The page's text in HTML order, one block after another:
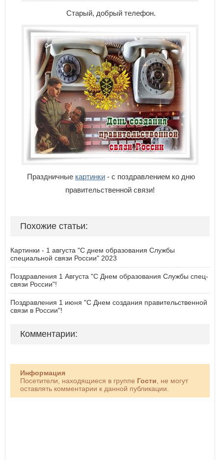
Старый, добрый телефон.
Праздничные картинки - с поздравлением ко дню
правительственной связи!
Похожие статьи:
Картинки - 1 августа "С днем образования Службы
специальной связи России" 2023
Поздравления 1 Августа "С Днем образования Службы спец-
связи России"!
Поздравления 1 июня "С Днем создания правительственной
связи в России"!
Комментарии:
Информация
Посетители, находящиеся в группе Гости , не могут
оставлять комментарии к данной публикации.